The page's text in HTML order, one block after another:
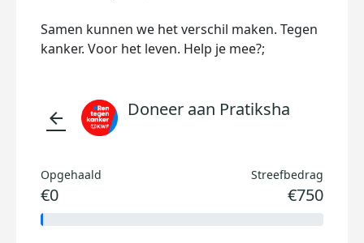
Samen kunnen we het verschil maken. Tegen
kanker. Voor het leven. Help je mee?;
arrow_back Doneer aan Pratiksha
Opgehaald
€0
Streefbedrag
€750